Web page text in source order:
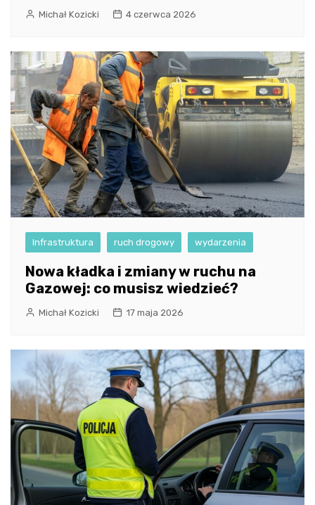
Michał Kozicki 4 czerwca 2026
Infrastruktura ruch drogowy wydarzenia
Nowa kładka i zmiany w ruchu na
Gazowej: co musisz wiedzieć?
Michał Kozicki 17 maja 2026